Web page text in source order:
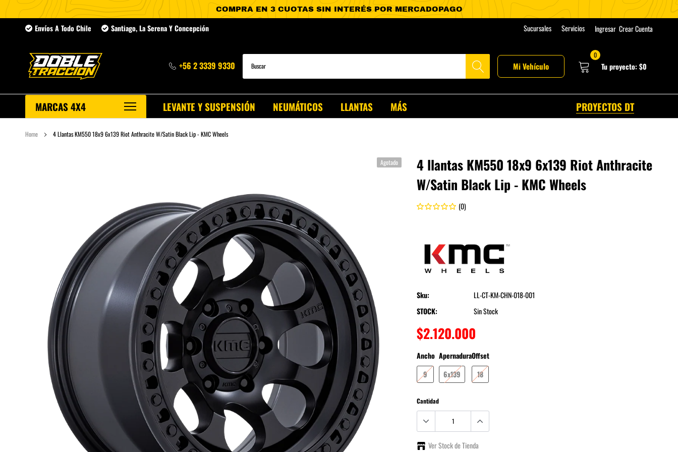
directamente
Envíos A Todo Chile Santiago, La Serena Y Concepción Sucursales Servicios Ingresar Crear Cuenta
+56 2 3339 9330 Mi Vehículo
0
Tu proyecto: $0
MARCAS 4X4
Navara
Amarok
XV
Outback
Jimny
Vitara
Nomade
T-90
BT-50
T8
Hunter
Alaskan
Grand Avenue
LEVANTE Y SUSPENSIÓN NEUMÁTICOS LLANTAS MÁS PROYECTOS DT
Home 4 Llantas KM550 18x9 6x139 Riot Anthracite W/Satin Black Lip - KMC Wheels
Agotado
4 llantas KM550 18x9 6x139 Riot Anthracite
W/Satin Black Lip - KMC Wheels
(0)
Sku:
LL-CT-KM-CHN-018-001
STOCK:
Sin Stock
$2.120.000
Ancho
9
Apernadura
6x139
Offset
18
Cantidad
Ver Stock de Tienda